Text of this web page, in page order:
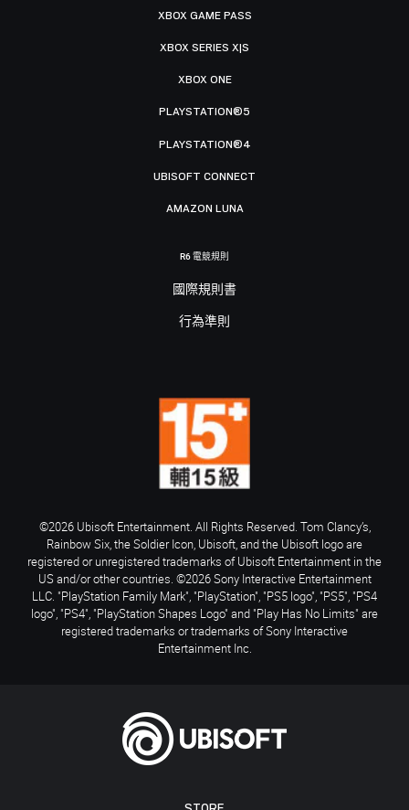
XBOX GAME PASS
XBOX SERIES X|S
XBOX ONE
PLAYSTATION®5
PLAYSTATION®4
UBISOFT CONNECT
AMAZON LUNA
R6 電競規則
國際規則書
行為準則
©2026 Ubisoft Entertainment. All Rights Reserved. Tom Clancy’s,
Rainbow Six, the Soldier Icon, Ubisoft, and the Ubisoft logo are
registered or unregistered trademarks of Ubisoft Entertainment in the
US and/or other countries. ©2026 Sony Interactive Entertainment
LLC. "PlayStation Family Mark", "PlayStation", "PS5 logo", "PS5", "PS4
logo", "PS4", "PlayStation Shapes Logo" and "Play Has No Limits" are
registered trademarks or trademarks of Sony Interactive
Entertainment Inc.